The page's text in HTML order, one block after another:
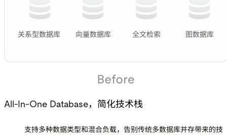
All-In-One Database，简化技术栈
支持多种数据类型和混合负载，告别传统多数据库并存带来的技